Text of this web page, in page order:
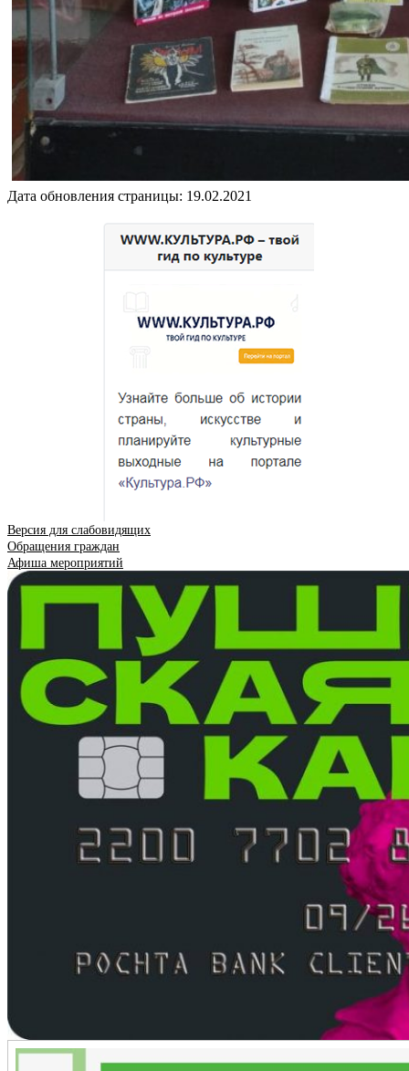
Дата обновления страницы: 19.02.2021
Версия для слабовидящих
Обращения граждан
Афиша мероприятий